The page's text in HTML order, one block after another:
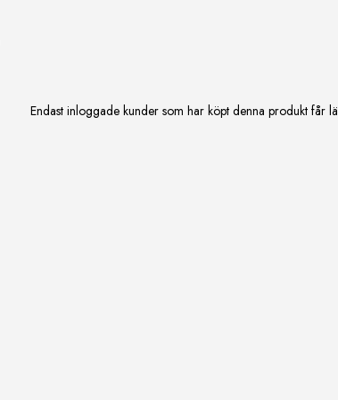
Endast inloggade kunder som har köpt denna produkt får